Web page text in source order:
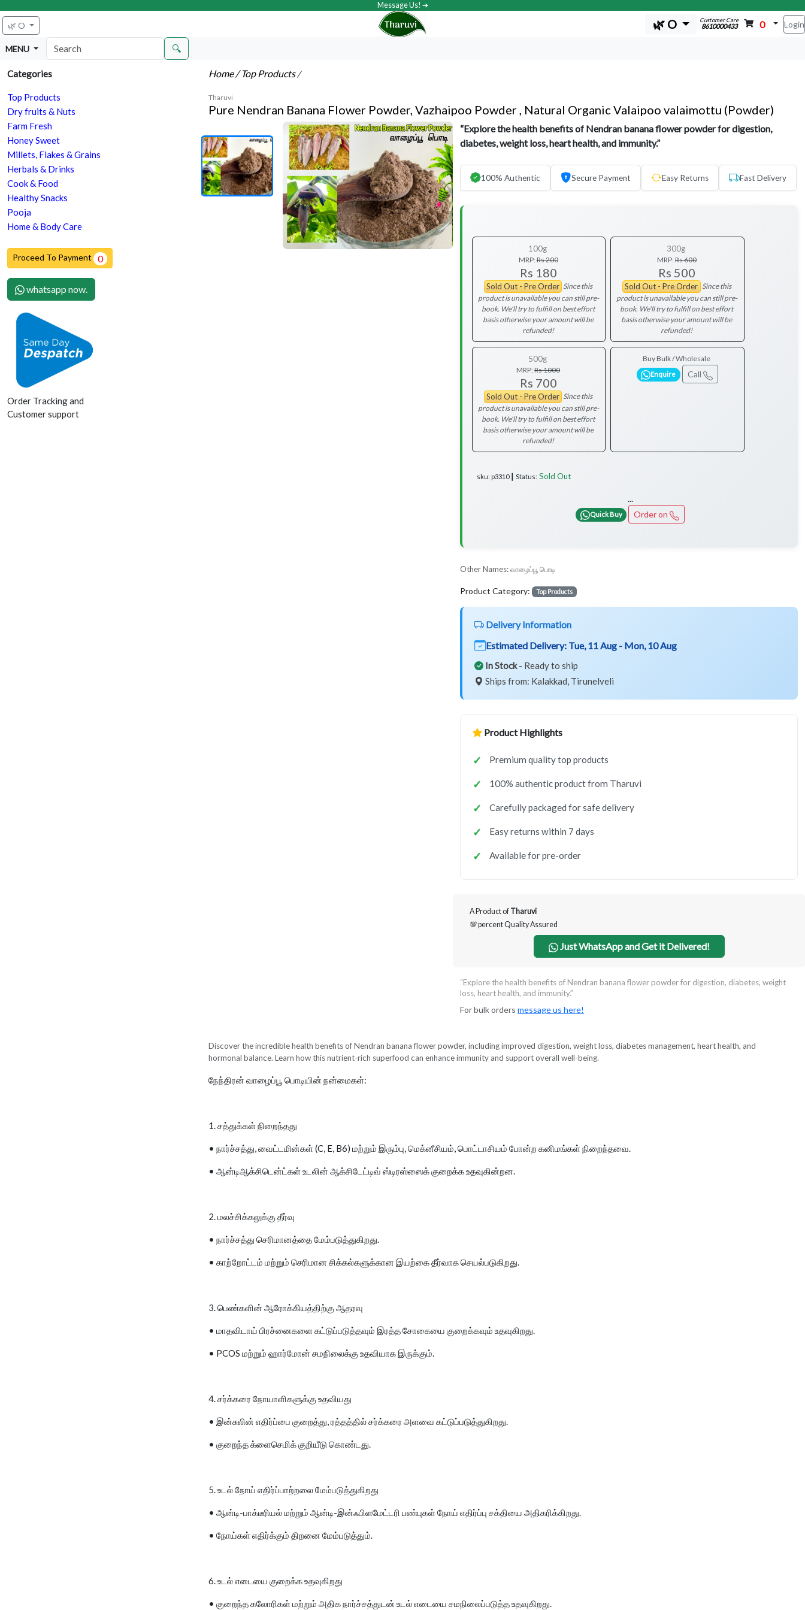
Message Us! ➔
🌿 O 🌿 O Customer Care
8610000433 0 Login
MENU 🔍
Categories
Top Products
Dry fruits & Nuts
Farm Fresh
Honey Sweet
Millets, Flakes & Grains
Herbals & Drinks
Cook & Food
Healthy Snacks
Pooja
Home & Body Care
Proceed To Payment 0
whatsapp now.
Order Tracking and
Customer support
Home/ Top Products/
Tharuvi
Pure Nendran Banana Flower Powder, Vazhaipoo Powder , Natural Organic Valaipoo valaimottu (Powder)
“Explore the health benefits of Nendran banana flower powder for digestion,
diabetes, weight loss, heart health, and immunity.”
100% Authentic Secure Payment Easy Returns Fast Delivery
100g
MRP:Rs 200
Rs 180
Sold Out - Pre Order Since this
product is unavailable you can still pre-
book. We'll try to fulfill on best effort
basis otherwise your amount will be
refunded!
300g
MRP:Rs 600
Rs 500
Sold Out - Pre Order Since this
product is unavailable you can still pre-
book. We'll try to fulfill on best effort
basis otherwise your amount will be
refunded!
500g
MRP:Rs 1000
Rs 700
Sold Out - Pre Order Since this
product is unavailable you can still pre-
book. We'll try to fulfill on best effort
basis otherwise your amount will be
refunded!
Buy Bulk / Wholesale
Enquire Call
sku: p3310 ┃ Status: Sold Out
...
Quick Buy Order on
Other Names: வாழைப்பூ பொடி
Product Category: Top Products
Delivery Information
Estimated Delivery: Tue, 11 Aug - Mon, 10 Aug
In Stock- Ready to ship
Ships from: Kalakkad, Tirunelveli
Product Highlights
Premium quality top products
100% authentic product from Tharuvi
Carefully packaged for safe delivery
Easy returns within 7 days
Available for pre-order
A Product of Tharuvi
💯 percent Quality Assured
Just WhatsApp and Get it Delivered!
“Explore the health benefits of Nendran banana flower powder for digestion, diabetes, weight
loss, heart health, and immunity.”
For bulk orders message us here!
Discover the incredible health benefits of Nendran banana flower powder, including improved digestion, weight loss, diabetes management, heart health, and
hormonal balance. Learn how this nutrient-rich superfood can enhance immunity and support overall well-being.
நேந்திரன் வாழைப்பூ பொடியின் நன்மைகள்:
1. சத்துக்கள் நிறைந்தது
• நார்ச்சத்து, வைட்டமின்கள் (C, E, B6) மற்றும் இரும்பு, மெக்னீசியம், பொட்டாசியம் போன்ற கனிமங்கள் நிறைந்தவை.
• ஆன்டிஆக்சிடென்ட்கள் உடலின் ஆக்சிடேட்டிவ் ஸ்டிரஸ்ஸைக் குறைக்க உதவுகின்றன.
2. மலச்சிக்கலுக்கு தீர்வு
• நார்ச்சத்து செரிமானத்தை மேம்படுத்துகிறது.
• காற்றோட்டம் மற்றும் செரிமான சிக்கல்களுக்கான இயற்கை தீர்வாக செயல்படுகிறது.
3. பெண்களின் ஆரோக்கியத்திற்கு ஆதரவு
• மாதவிடாய் பிரச்னைகளை கட்டுப்படுத்தவும் இரத்த சோகையை குறைக்கவும் உதவுகிறது.
• PCOS மற்றும் ஹார்மோன் சமநிலைக்கு உதவியாக இருக்கும்.
4. சர்க்கரை நோயாளிகளுக்கு உதவியது
• இன்சுலின் எதிர்ப்பை குறைத்து, ரத்தத்தில் சர்க்கரை அளவை கட்டுப்படுத்துகிறது.
• குறைந்த க்ளைசெமிக் குறியீடு கொண்டது.
5. உடல் நோய் எதிர்ப்பாற்றலை மேம்படுத்துகிறது
• ஆன்டி-பாக்டீரியல் மற்றும் ஆன்டி-இன்ஃபிளமேட்டரி பண்புகள் நோய் எதிர்ப்பு சக்தியை அதிகரிக்கிறது.
• நோய்கள் எதிர்க்கும் திறனை மேம்படுத்தும்.
6. உடல் எடையை குறைக்க உதவுகிறது
• குறைந்த கலோரிகள் மற்றும் அதிக நார்ச்சத்துடன் உடல் எடையை சமநிலைப்படுத்த உதவுகிறது.